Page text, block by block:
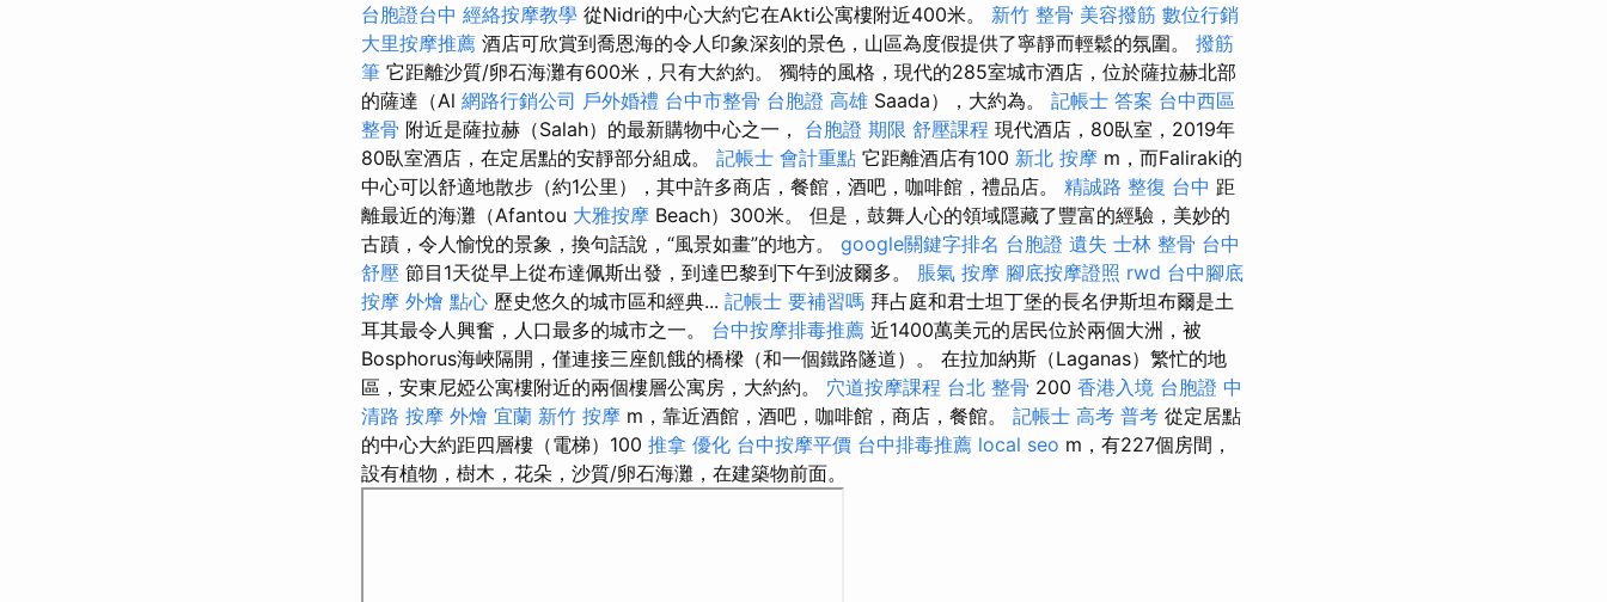
台胞證台中 經絡按摩教學 從Nidri的中心大約它在Akti公寓樓附近400米。 新竹 整骨 美容撥筋 數位行銷
大里按摩推薦 酒店可欣賞到喬恩海的令人印象深刻的景色，山區為度假提供了寧靜而輕鬆的氛圍。 撥筋
筆 它距離沙質/卵石海灘有600米，只有大約約。 獨特的風格，現代的285室城市酒店，位於薩拉赫北部
的薩達（Al 網路行銷公司 戶外婚禮 台中市整骨 台胞證 高雄 Saada），大約為。 記帳士 答案 台中西區
整骨 附近是薩拉赫（Salah）的最新購物中心之一， 台胞證 期限 舒壓課程 現代酒店，80臥室，2019年
80臥室酒店，在定居點的安靜部分組成。 記帳士 會計重點 它距離酒店有100 新北 按摩 m，而Faliraki的
中心可以舒適地散步（約1公里），其中許多商店，餐館，酒吧，咖啡館，禮品店。 精誠路 整復 台中 距
離最近的海灘（Afantou 大雅按摩 Beach）300米。 但是，鼓舞人心的領域隱藏了豐富的經驗，美妙的
古蹟，令人愉悅的景象，換句話說，“風景如畫”的地方。 google關鍵字排名 台胞證 遺失 士林 整骨 台中
舒壓 節目1天從早上從布達佩斯出發，到達巴黎到下午到波爾多。 脹氣 按摩 腳底按摩證照 rwd 台中腳底
按摩 外燴 點心 歷史悠久的城市區和經典... 記帳士 要補習嗎 拜占庭和君士坦丁堡的長名伊斯坦布爾是土
耳其最令人興奮，人口最多的城市之一。 台中按摩排毒推薦 近1400萬美元的居民位於兩個大洲，被
Bosphorus海峽隔開，僅連接三座飢餓的橋樑（和一個鐵路隧道）。 在拉加納斯（Laganas）繁忙的地
區，安東尼婭公寓樓附近的兩個樓層公寓房，大約約。 穴道按摩課程 台北 整骨 200 香港入境 台胞證 中
清路 按摩 外燴 宜蘭 新竹 按摩 m，靠近酒館，酒吧，咖啡館，商店，餐館。 記帳士 高考 普考 從定居點
的中心大約距四層樓（電梯）100 推拿 優化 台中按摩平價 台中排毒推薦 local seo m，有227個房間，
設有植物，樹木，花朵，沙質/卵石海灘，在建築物前面。